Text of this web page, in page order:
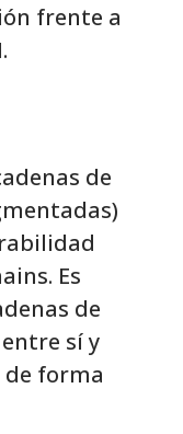
frente a
de
Es
de
sí y
forma